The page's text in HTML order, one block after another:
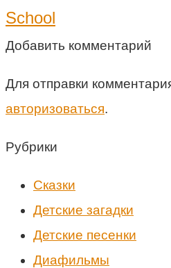
School
Добавить комментарий
Для отправки
авторизоваться.
Рубрики
Cказки
Детские загадки
Детские песенки
Диафильмы